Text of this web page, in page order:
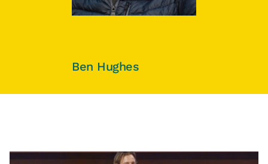
Ben Hughes